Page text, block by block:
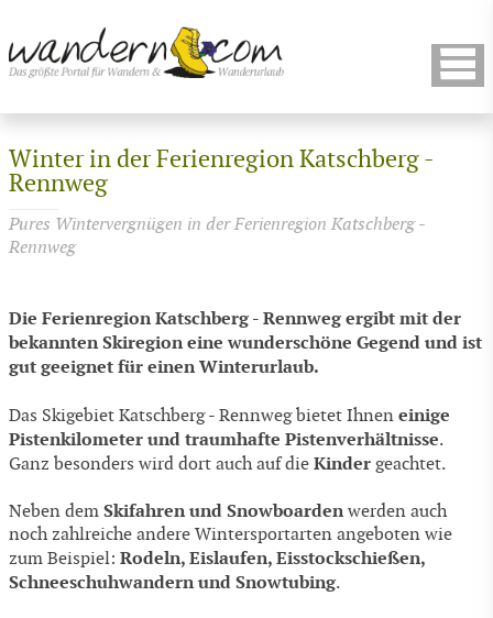
Winter in der Ferienregion Katschberg -
Rennweg
Pures Wintervergnügen in der Ferienregion Katschberg -
Rennweg
Die Ferienregion Katschberg - Rennweg ergibt mit der
bekannten Skiregion eine wunderschöne Gegend und ist
gut geeignet für einen Winterurlaub.
Das Skigebiet Katschberg - Rennweg bietet Ihnen einige
Pistenkilometer und traumhafte Pistenverhältnisse.
Ganz besonders wird dort auch auf die Kinder geachtet.
Neben dem Skifahren und Snowboarden werden auch
noch zahlreiche andere Wintersportarten angeboten wie
zum Beispiel: Rodeln, Eislaufen, Eisstockschießen,
Schneeschuhwandern und Snowtubing.